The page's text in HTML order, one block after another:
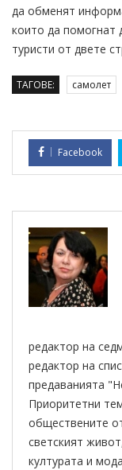
да обменят
които да помогнат
туристи от двете
ТАГОВЕ: самолет
Facebook
редактор на
редактор на
предаванията
Приоритетни
обществените
светският
културата и